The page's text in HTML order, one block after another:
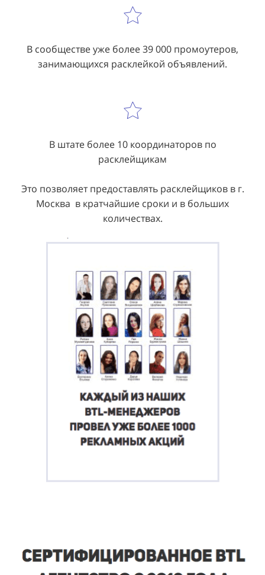
В сообществе уже более 39 000 промоутеров,
занимающихся расклейкой объявлений.
В штате более 10 координаторов по
расклейщикам
Это позволяет предоставлять расклейщиков в г.
Москва в кратчайшие сроки и в больших
количествах.